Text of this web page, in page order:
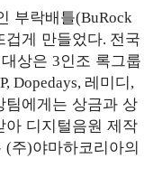
부락배틀(BuRock
겁게 만들었다. 전국
상은 3인조 록그룹
Dopedays, 레미디,
팀에게는 상금과 상
아 디지털음원 제작
(주)야마하코리아의